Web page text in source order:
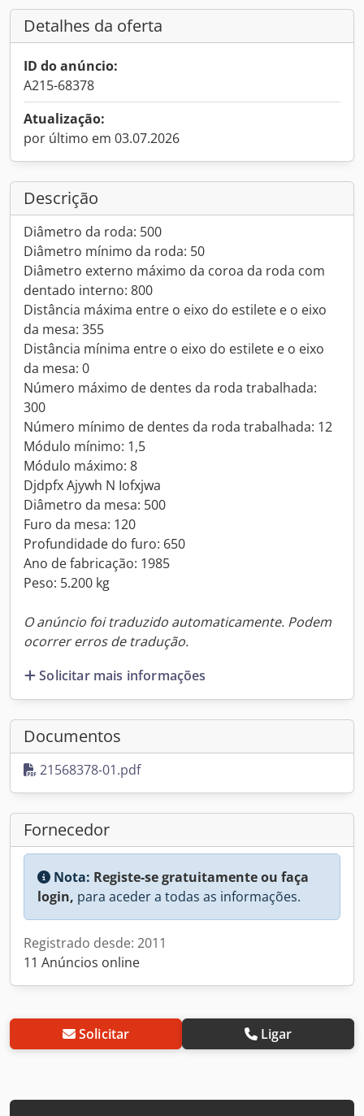
Detalhes da oferta
ID do anúncio:
A215-68378
Atualização:
por último em 03.07.2026
Descrição
Diâmetro da roda: 500
Diâmetro mínimo da roda: 50
Diâmetro externo máximo da coroa da roda com
dentado interno: 800
Distância máxima entre o eixo do estilete e o eixo
da mesa: 355
Distância mínima entre o eixo do estilete e o eixo
da mesa: 0
Número máximo de dentes da roda trabalhada:
300
Número mínimo de dentes da roda trabalhada: 12
Módulo mínimo: 1,5
Módulo máximo: 8
Djdpfx Ajywh N Iofxjwa
Diâmetro da mesa: 500
Furo da mesa: 120
Profundidade do furo: 650
Ano de fabricação: 1985
Peso: 5.200 kg
O anúncio foi traduzido automaticamente. Podem
ocorrer erros de tradução.
Solicitar mais informações
Documentos
21568378-01.pdf
Fornecedor
Nota: Registe-se gratuitamente ou faça
login, para aceder a todas as informações.
Registrado desde: 2011
11 Anúncios online
Solicitar Ligar